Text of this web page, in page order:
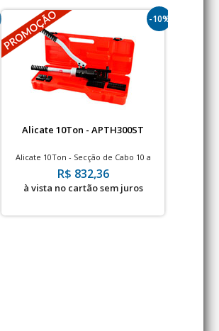
-10%
Alicate 10Ton - APTH300ST
Alicate 10Ton - Secção de Cabo 10 a
300mm²
R$ 832,36
à vista no cartão sem juros